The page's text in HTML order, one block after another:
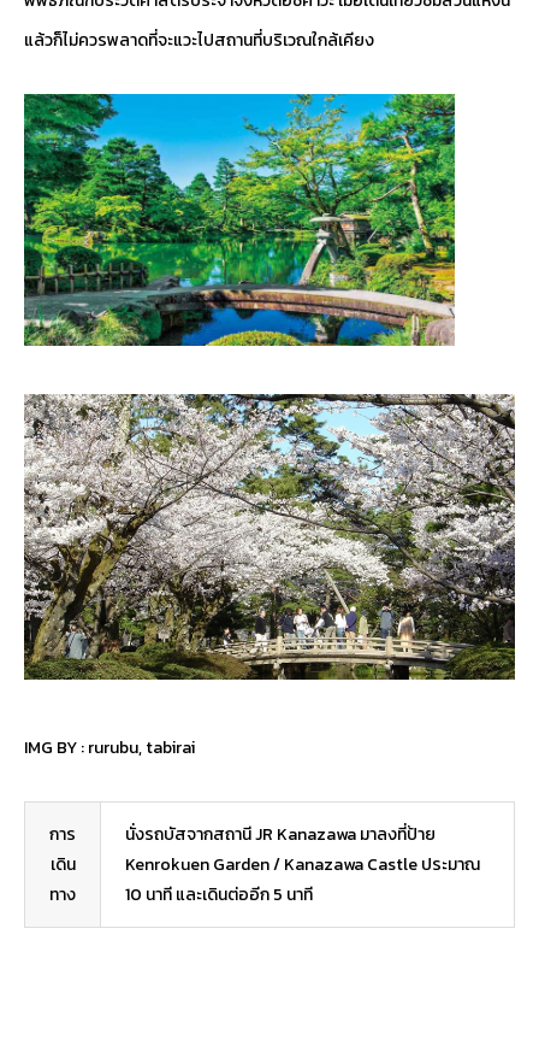
แล้วก็ไม่ควรพลาดที่จะแวะไปสถานที่บริเวณใกล้เคียง
IMG BY :rurubu,tabirai
การ
เดิน
ทาง
นั่งรถบัสจากสถานี JR Kanazawa มาลงที่ป้าย
Kenrokuen Garden / Kanazawa Castle ประมาณ
10 นาที และเดินต่ออีก 5 นาที